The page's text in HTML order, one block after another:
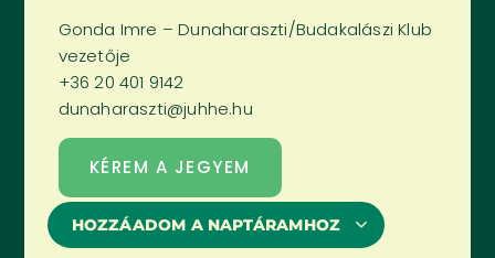
Gonda Imre – Dunaharaszti/Budakalászi Klub
vezetője
+36 20 401 9142
dunaharaszti@juhhe.hu
KÉREM A JEGYEM
HOZZÁADOM A NAPTÁRAMHOZ